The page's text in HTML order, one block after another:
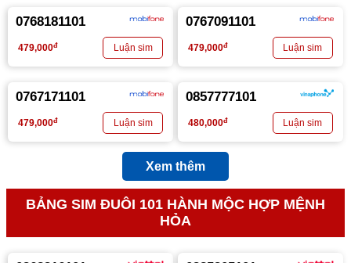
0768181101
479,000đ
0767091101
479,000đ
0767171101
479,000đ
0857777101
480,000đ
Xem thêm
BẢNG SIM ĐUÔI 101 HÀNH MỘC HỢP MỆNH
HỎA